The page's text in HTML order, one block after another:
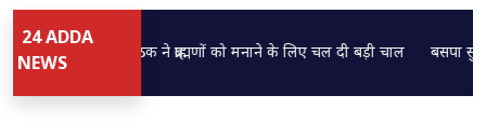
24 ADDA
NEWS
CM ब्रजेश पाठक ने ब्राह्मणों को मनाने के लिए चल दी बड़ी चाल Loading...
बसपा सुप्रीमो